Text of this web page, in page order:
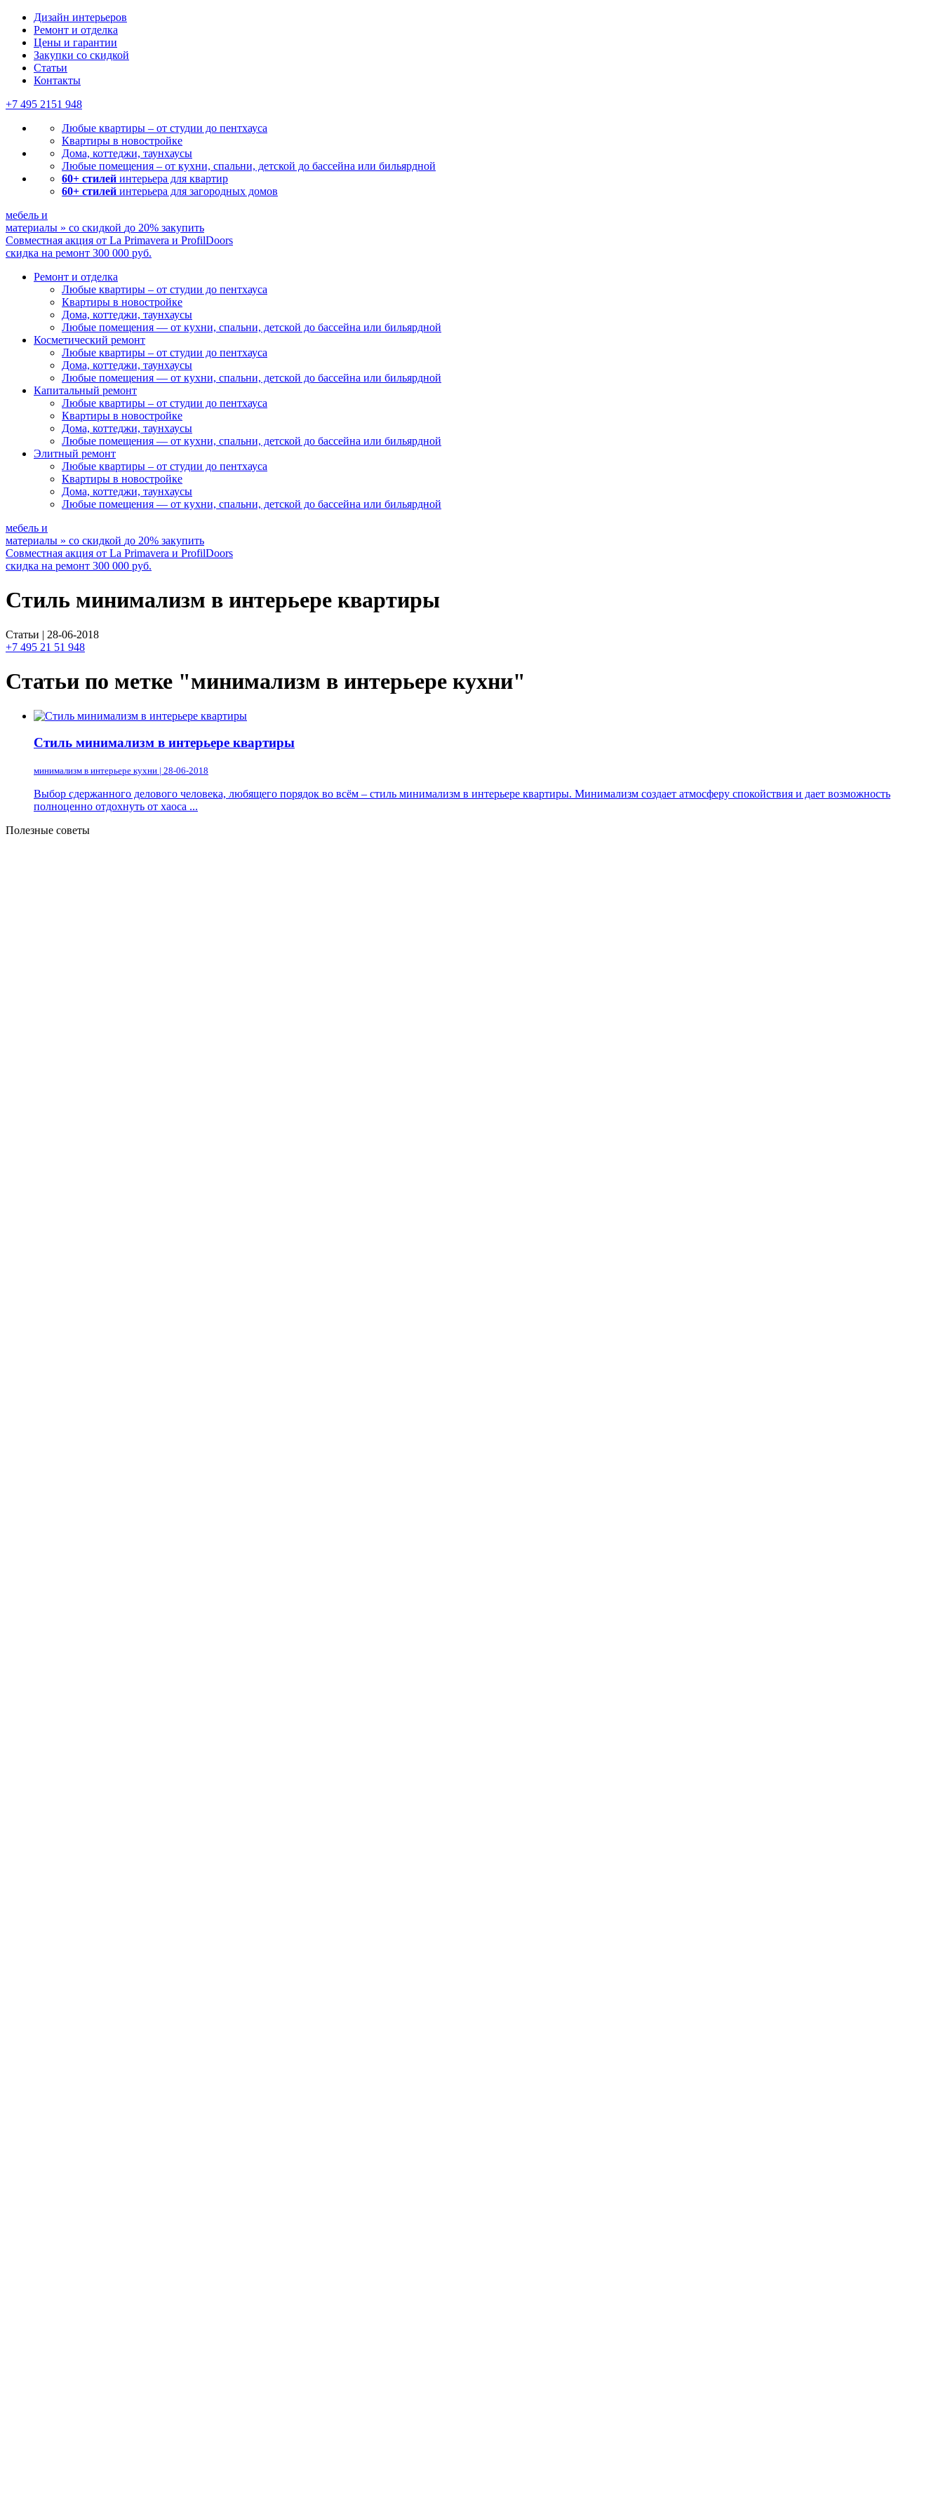
Дизайн интерьеров
Ремонт и отделка
Цены и гарантии
Закупки со скидкой
Статьи
Контакты
+7 495 2151 948
Любые квартиры – от студии до пентхауса
Квартиры в новостройке
Дома, коттеджи, таунхаусы
Любые помещения – от кухни, спальни, детской до бассейна или бильярдной
60+ стилей интерьера для квартир
60+ стилей интерьера для загородных домов
мебель и
материалы » со скидкой до 20% закупить
Совместная акция от La Primavera и ProfilDoors
скидка на ремонт 300 000 руб.
Ремонт и отделка
Любые квартиры – от студии до пентхауса
Квартиры в новостройке
Дома, коттеджи, таунхаусы
Любые помещения — от кухни, спальни, детской до бассейна или бильярдной
Косметический ремонт
Любые квартиры – от студии до пентхауса
Дома, коттеджи, таунхаусы
Любые помещения — от кухни, спальни, детской до бассейна или бильярдной
Капитальный ремонт
Любые квартиры – от студии до пентхауса
Квартиры в новостройке
Дома, коттеджи, таунхаусы
Любые помещения — от кухни, спальни, детской до бассейна или бильярдной
Элитный ремонт
Любые квартиры – от студии до пентхауса
Квартиры в новостройке
Дома, коттеджи, таунхаусы
Любые помещения — от кухни, спальни, детской до бассейна или бильярдной
мебель и
материалы » со скидкой до 20% закупить
Совместная акция от La Primavera и ProfilDoors
скидка на ремонт 300 000 руб.
Стиль минимализм в интерьере квартиры
Статьи | 28-06-2018
+7 495 21 51 948
Статьи по метке "минимализм в интерьере кухни"
Стиль минимализм в интерьере квартиры
минимализм в интерьере кухни | 28-06-2018
Выбор сдержанного делового человека, любящего порядок во всём – стиль минимализм в интерьере квартиры. Минимализм создает атмосферу спокойствия и дает возможность
полноценно отдохнуть от хаоса ...
Полезные советы